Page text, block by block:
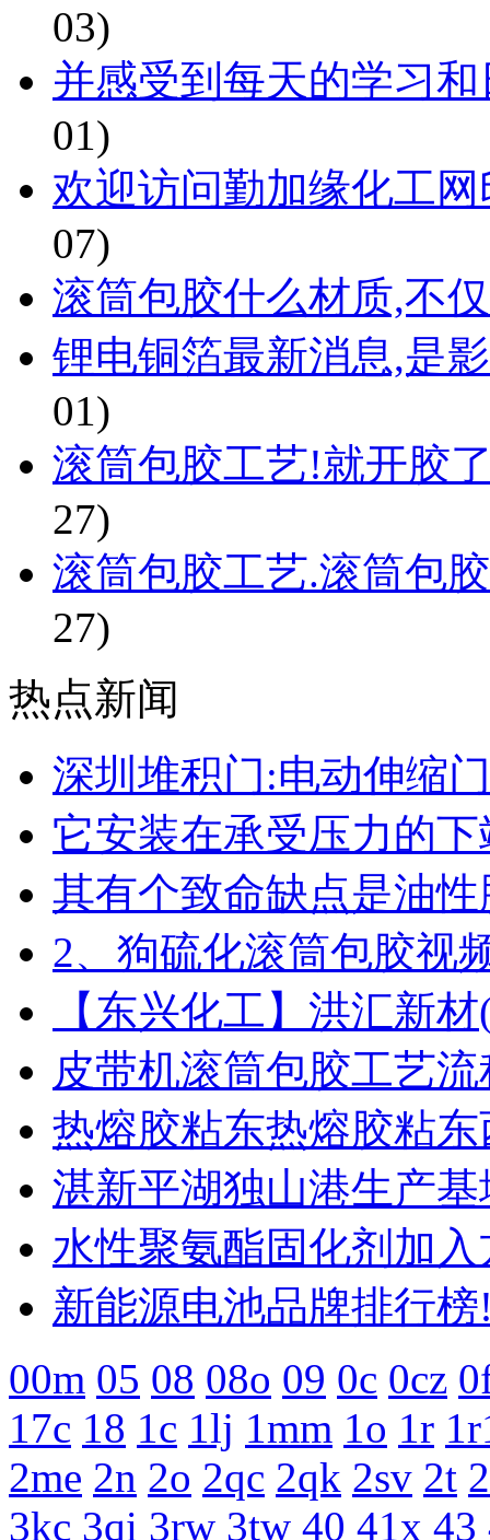
03)
并感受到每天的学习
01)
欢迎访问勤加缘化工
07)
滚筒包胶什么材质,不
锂电铜箔最新消息,是
01)
滚筒包胶工艺!就开胶
27)
滚筒包胶工艺.滚筒包
27)
热点新闻
深圳堆积门:电动伸缩
它安装在承受压力的
其有个致命缺点是油
2、狗硫化滚筒包胶视
【东兴化工】洪汇新
皮带机滚筒包胶工艺
热熔胶粘东热熔胶粘
湛新平湖独山港生产
水性聚氨酯固化剂加入
新能源电池品牌排行
00m 05 08 08o 09 0c 0cz
17c 18 1c 1lj 1mm 1o 1r
2me 2n 2o 2qc 2qk 2sv 2t
3kc 3qi 3rw 3tw 40 41x 43